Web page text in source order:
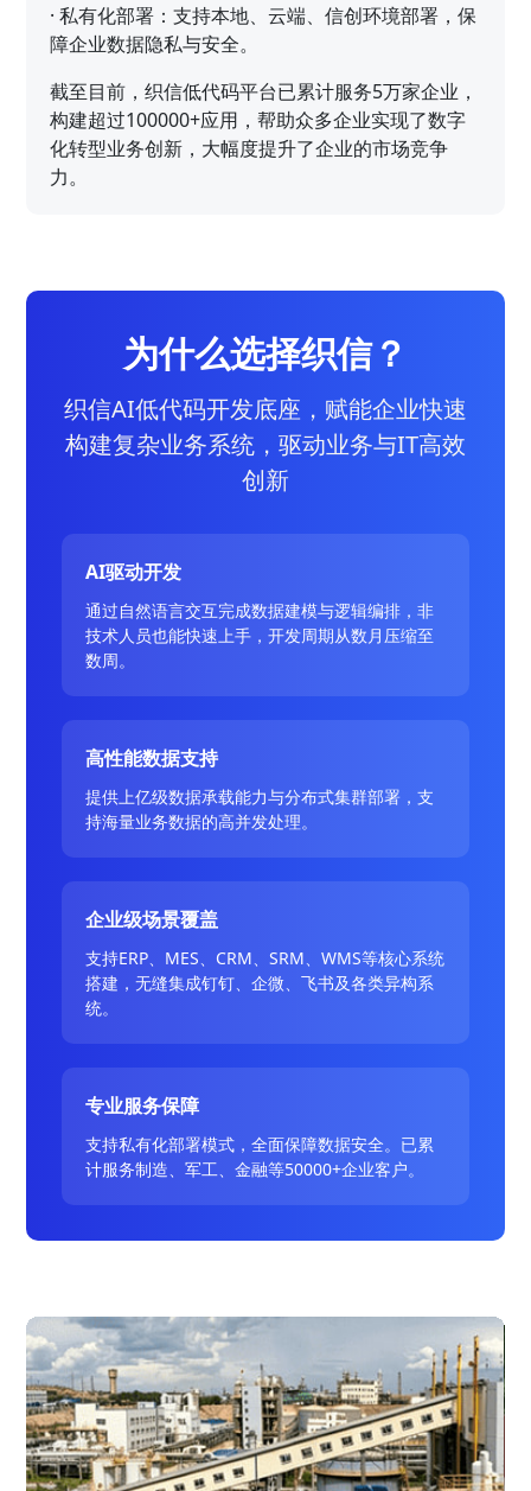
·私有化部署：支持本地、云端、信创环境部署，保
障企业数据隐私与安全。
截至目前，织信低代码平台已累计服务5万家企业，
构建超过100000+应用，帮助众多企业实现了数字
化转型业务创新，大幅度提升了企业的市场竞争
力。
为什么选择织信？
织信AI低代码开发底座，赋能企业快速
构建复杂业务系统，驱动业务与IT高效
创新
AI驱动开发
通过自然语言交互完成数据建模与逻辑编排，非
技术人员也能快速上手，开发周期从数月压缩至
数周。
高性能数据支持
提供上亿级数据承载能力与分布式集群部署，支
持海量业务数据的高并发处理。
企业级场景覆盖
支持ERP、MES、CRM、SRM、WMS等核心系统
搭建，无缝集成钉钉、企微、飞书及各类异构系
统。
专业服务保障
支持私有化部署模式，全面保障数据安全。已累
计服务制造、军工、金融等50000+企业客户。